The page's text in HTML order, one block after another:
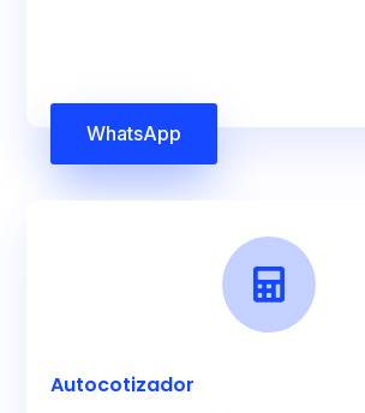
WhatsApp

Autocotizador